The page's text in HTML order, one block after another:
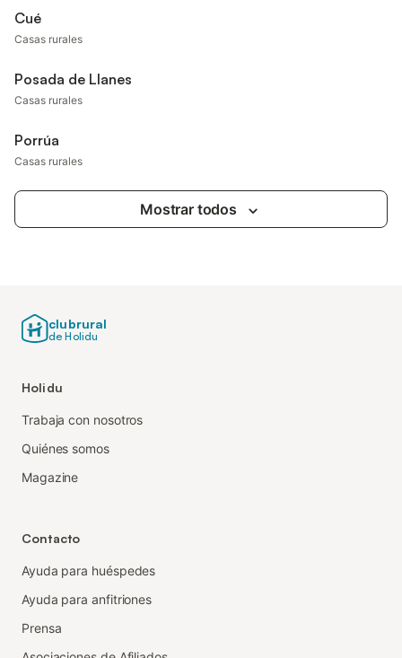
Cué
Casas rurales
Posada de Llanes
Casas rurales
Porrúa
Casas rurales
Mostrar todos
clubrural
de Holidu
Holidu
Trabaja con nosotros
Quiénes somos
Magazine
Contacto
Ayuda para huéspedes
Ayuda para anfitriones
Prensa